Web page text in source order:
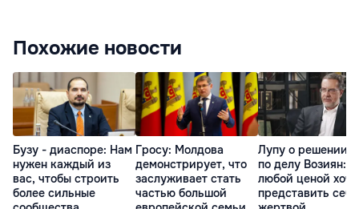
Похожие новости
Бузу - диаспоре: Нам
нужен каждый из
вас, чтобы строить
более сильные
Гросу: Молдова
демонстрирует, что
заслуживает стать
частью большой
Лупу о решении
по делу Возиян:
любой ценой
представить себя